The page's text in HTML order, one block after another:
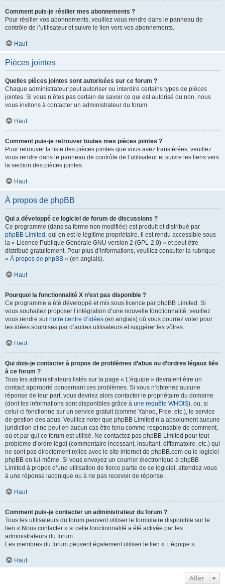
Comment puis-je résilier mes abonnements ?
Pour résilier vos abonnements, veuillez vous rendre dans le panneau de
contrôle de l’utilisateur et suivre le lien vers vos abonnements.
Haut
Pièces jointes
Quelles pièces jointes sont autorisées sur ce forum ?
Chaque administrateur peut autoriser ou interdire certains types de pièces
jointes. Si vous n’êtes pas certain de savoir ce qui est autorisé ou non, nous
vous invitons à contacter un administrateur du forum.
Haut
Comment puis-je retrouver toutes mes pièces jointes ?
Pour retrouver la liste des pièces jointes que vous avez transférées, veuillez
vous rendre dans le panneau de contrôle de l’utilisateur et suivre les liens vers
la section des pièces jointes.
Haut
À propos de phpBB
Qui a développé ce logiciel de forum de discussions ?
Ce programme (dans sa forme non modifiée) est produit et distribué par
phpBB Limited , qui en est le légitime propriétaire. Il est rendu accessible sous
la « Licence Publique Générale GNU version 2 (GPL-2.0) » et peut être
distribué gratuitement. Pour plus d’informations, veuillez consulter la rubrique
« À propos de phpBB » (en anglais).
Haut
Pourquoi la fonctionnalité X n’est pas disponible ?
Ce programme a été développé et mis sous licence par phpBB Limited. Si
vous souhaitez proposer l’intégration d’une nouvelle fonctionnalité, veuillez
vous rendre sur notre centre d’idées (en anglais) où vous pourrez voter pour
les idées soumises par d’autres utilisateurs et suggérer les vôtres.
Haut
Qui dois-je contacter à propos de problèmes d’abus ou d’ordres légaux liés
à ce forum ?
Tous les administrateurs listés sur la page « L’équipe » devraient être un
contact approprié concernant ces problèmes. Si vous n’obtenez aucune
réponse de leur part, vous devriez alors contacter le propriétaire du domaine
(dont les informations sont disponibles grâce à une requête WHOIS), ou, si
celui-ci fonctionne sur un service gratuit (comme Yahoo, Free, etc.), le service
de gestion des abus. Veuillez noter que phpBB Limited n’a absolument aucune
juridiction et ne peut en aucun cas être tenu comme responsable de comment,
où et par qui ce forum est utilisé. Ne contactez pas phpBB Limited pour tout
problème d’ordre légal (commentaire incessant, insultant, diffamatoire, etc.) qui
ne sont pas directement reliés avec le site internet de phpBB.com ou le logiciel
phpBB en lui-même. Si vous envoyez un courrier électronique à phpBB
Limited à propos d’une utilisation de tierce partie de ce logiciel, attendez-vous
à une réponse laconique ou à ne pas recevoir de réponse.
Haut
Comment puis-je contacter un administrateur du forum ?
Tous les utilisateurs du forum peuvent utiliser le formulaire disponible sur le
lien « Nous contacter » si cette fonctionnalité a été activée par les
administrateurs du forum.
Les membres du forum peuvent également utiliser le lien « L’équipe ».
Haut
Aller